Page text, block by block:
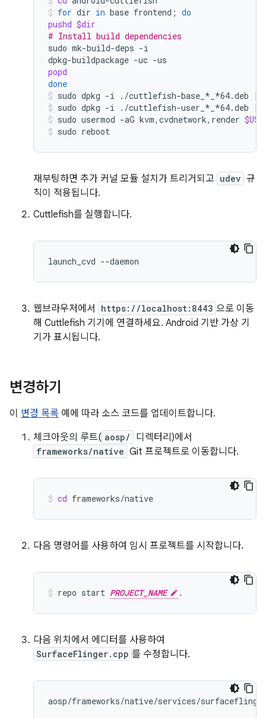
for dir in base frontend ; do
pushd $dir
# Install build dependencies
sudo mk-build-deps -i
dpkg-buildpackage -uc
popd
done
sudo dpkg -i ./cuttlefish-base_*_*64.deb
||
sudo dpkg -i ./cuttlefish-user_*_*64.deb
||
sudo usermod -aG kvm,cvdnetwork,render
sudo reboot
재부팅하면 추가 커널 모듈 설치가 트리거되고 udev 규
칙이 적용됩니다.
Cuttlefish를 실행합니다.
웹브라우저에서 https://localhost:8443 으로 이동
해 Cuttlefish 기기에 연결하세요. Android 기반 가상 기
기가 표시됩니다.
변경하기
이 변경 목록 예에 따라 소스 코드를 업데이트합니다.
체크아웃의 루트( aosp/ 디렉터리)에서
frameworks/native Git 프로젝트로 이동합니다.
cd frameworks/native
다음 명령어를 사용하여 임시 프로젝트를 시작합니다.
repo start PROJECT_NAME .
다음 위치에서 에디터를 사용하여
SurfaceFlinger.cpp 를 수정합니다.